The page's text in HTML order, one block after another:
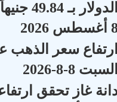
2026
8-8-2026